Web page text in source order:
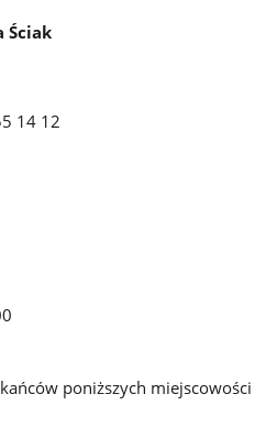
Ściak
14 12
poniższych miejscowości